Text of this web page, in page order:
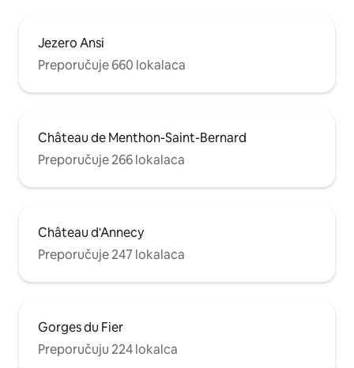
Jezero Ansi
Preporučuje 660 lokalaca
Château de Menthon-Saint-Bernard
Preporučuje 266 lokalaca
Château d'Annecy
Preporučuje 247 lokalaca
Gorges du Fier
Preporučuju 224 lokalca